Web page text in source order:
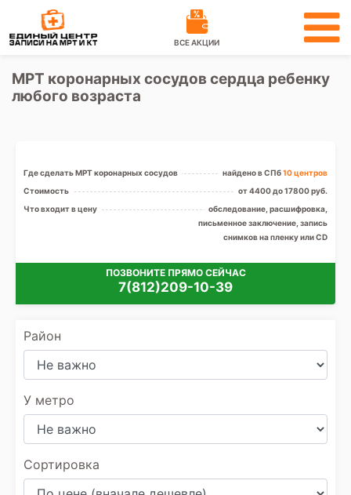
ВСЕ АКЦИИ
МРТ коронарных сосудов сердца ребенку
любого возраста
Где сделать МРТ коронарных сосудов найдено в СПб10 центров
Стоимость
от 4400 до 17800 руб.
Что входит в цену
обследование, расшифровка,
письменное заключение, запись
снимков на пленку или CD
ПОЗВОНИТЕ ПРЯМО СЕЙЧАС
7(812)209-10-39
Район
У метро
Сортировка